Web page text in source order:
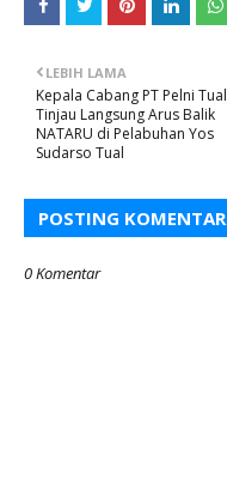
LEBIH LAMA
Kepala Cabang PT Pelni Tual
Tinjau Langsung Arus Balik
NATARU di Pelabuhan Yos
Sudarso Tual
POSTING KOMENTAR
0 Komentar